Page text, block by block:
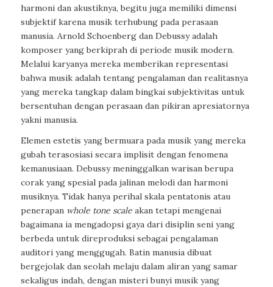
harmoni dan akustiknya, begitu juga memiliki dimensi
subjektif karena musik terhubung pada perasaan
manusia. Arnold Schoenberg dan Debussy adalah
komposer yang berkiprah di periode musik modern.
Melalui karyanya mereka memberikan representasi
bahwa musik adalah tentang pengalaman dan realitasnya
yang mereka tangkap dalam bingkai subjektivitas untuk
bersentuhan dengan perasaan dan pikiran apresiatornya
yakni manusia.
Elemen estetis yang bermuara pada musik yang mereka
gubah terasosiasi secara implisit dengan fenomena
kemanusiaan. Debussy meninggalkan warisan berupa
corak yang spesial pada jalinan melodi dan harmoni
musiknya. Tidak hanya perihal skala pentatonis atau
penerapan whole tone scale akan tetapi mengenai
bagaimana ia mengadopsi gaya dari disiplin seni yang
berbeda untuk direproduksi sebagai pengalaman
auditori yang menggugah. Batin manusia dibuat
bergejolak dan seolah melaju dalam aliran yang samar
sekaligus indah, dengan misteri bunyi musik yang